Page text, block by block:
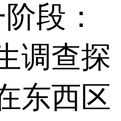
段：
调查探
东西区